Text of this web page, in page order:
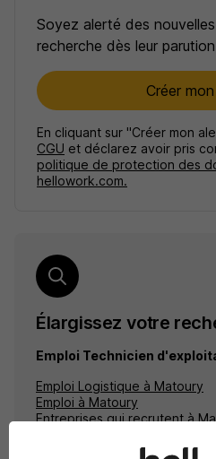
Soyez alerté des
recherche dès leur
Créer
En cliquant sur "Créer mon
CGU et déclarez avoir pris
politique de protection des
hellowork.com.
Élargissez votre
Emploi Technicien
Emploi Logistique à Matoury
Emploi à Matoury
Entreprises qui recrutent à